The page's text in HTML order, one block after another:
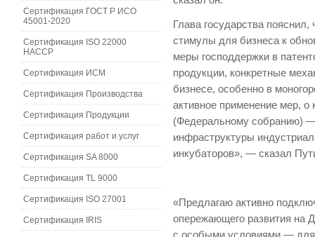
Глава государства
стимулы для бизнеса к
меры господдержки в
продукции, конкретные
бизнесе, особенно в
активное применение мер, о
(Федеральному собранию)
инфраструктуры
инкубаторов», — сказал
«Предлагаю активно
опережающего развития на
Сертификация ГОСТ Р ИСО
45001-2020
Сертификация ISO 22000
HACCP
Сертификация ИСМ
Сертификация Производства
Сертификация Продукции
Сертификация работ и услуг
Сертификация SA 8000
Сертификация TL 9000
Сертификация ISO 27001
Сертификация IRIS